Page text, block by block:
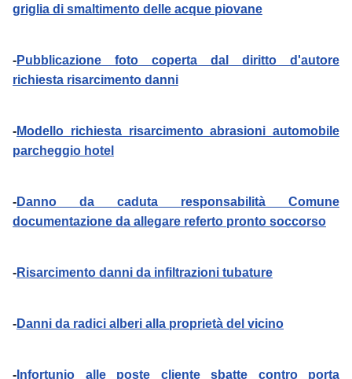
griglia di smaltimento delle acque piovane
-Pubblicazione foto coperta dal diritto d'autore
richiesta risarcimento danni
-Modello richiesta risarcimento abrasioni automobile
parcheggio hotel
-Danno da caduta responsabilità Comune
documentazione da allegare referto pronto soccorso
-Risarcimento danni da infiltrazioni tubature
-Danni da radici alberi alla proprietà del vicino
- Infortunio alle poste cliente sbatte contro porta